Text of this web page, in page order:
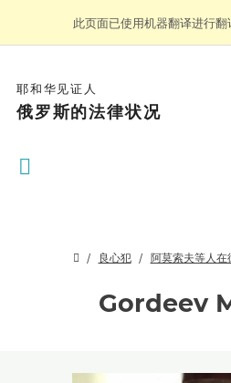
此页面已使用机器翻译进行翻
耶和华见证人
俄罗斯的法律状况
良心犯 阿莫索夫等人在
Gordeev